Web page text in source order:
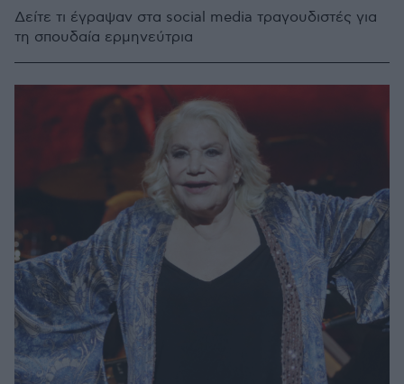
Δείτε τι έγραψαν στα social media τραγουδιστές για
τη σπουδαία ερμηνεύτρια